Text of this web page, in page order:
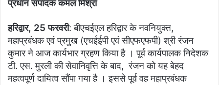
प्रधान संपादक कमल मिश्रा
हरिद्वार, 25 फरवरी: बीएचईएल हरिद्वार के नवनियुक्त,
महाप्रबंधक एवं प्रमुख (एचईईपी एवं सीएफएफपी) श्री रंजन
कुमार ने आज कार्यभार ग्रहण किया है । पूर्व कार्यपालक निदेशक
टी. एस. मुरली की सेवानिवृत्ति के बाद, रंजन को यह बेहद
महत्वपूर्ण दायित्व सौंपा गया है । इससे पूर्व वह महाप्रबंधक